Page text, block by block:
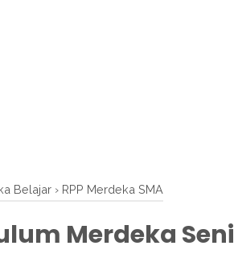
Belajar › RPP Merdeka SMA
Merdeka Seni